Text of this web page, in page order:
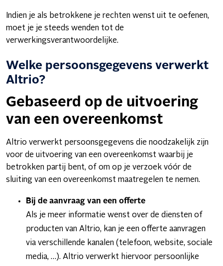
Indien je als betrokkene je rechten wenst uit te oefenen,
moet je je steeds wenden tot de
verwerkingsverantwoordelijke.
Welke persoonsgegevens verwerkt
Altrio?
Gebaseerd op de uitvoering
van een overeenkomst
Altrio verwerkt persoonsgegevens die noodzakelijk zijn
voor de uitvoering van een overeenkomst waarbij je
betrokken partij bent, of om op je verzoek vóór de
sluiting van een overeenkomst maatregelen te nemen.
Bij de aanvraag van een offerte
Als je meer informatie wenst over de diensten of
producten van Altrio, kan je een offerte aanvragen
via verschillende kanalen (telefoon, website, sociale
media, …). Altrio verwerkt hiervoor persoonlijke